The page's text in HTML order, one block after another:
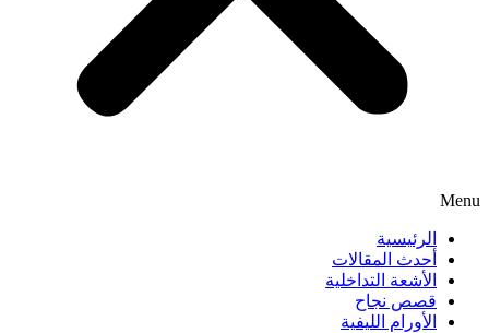
Menu
الرئيسية
أحدث المقالات
الأشعة التداخلية
قصص نجاح
الأورام الليفية